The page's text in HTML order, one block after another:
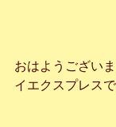
おはようござい
イエクスプレスで